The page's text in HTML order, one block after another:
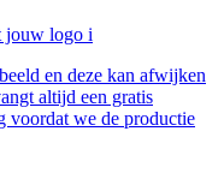
jouw logo i
en deze kan afwijken
altijd een gratis
voordat we de productie